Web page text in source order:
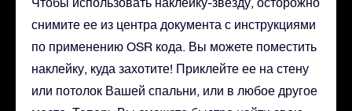
снимите ее из центра документа с инструкциями
по применению OSR кода. Вы можете поместить
наклейку, куда захотите! Приклейте ее на стену
или потолок Вашей спальни, или в любое другое